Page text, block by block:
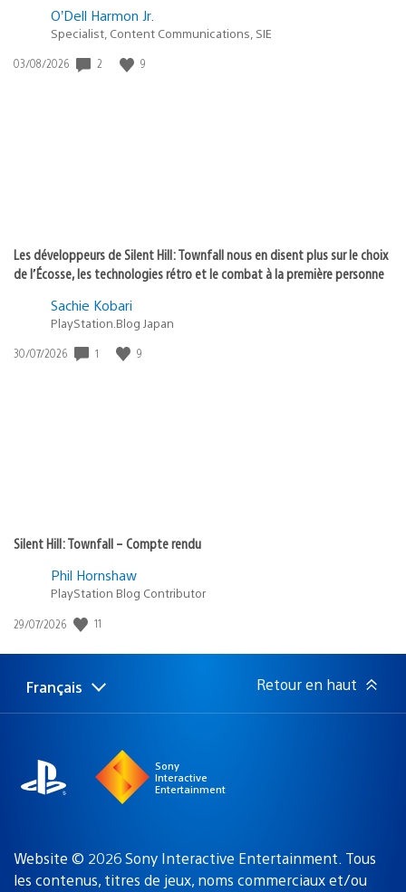
O’Dell Harmon Jr.
Specialist, Content Communications, SIE
Date
03/08/2026 2 9
Les développeurs de Silent Hill: Townfall nous en disent plus sur le choix
de l’Écosse, les technologies rétro et le combat à la première personne
Sachie Kobari
PlayStation.Blog Japan
Date
30/07/2026 1 9
Silent Hill: Townfall – Compte rendu
Phil Hornshaw
PlayStation Blog Contributor
Date
publication
29/07/2026 11
Choisir
Région
Français Retour en haut
Sony
Interactive
Entertainment
Website © 2026 Sony Interactive Entertainment. Tous
les contenus, titres de jeux, noms commerciaux et/ou